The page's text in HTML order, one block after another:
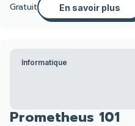
Gratuit En savoir plus
Informatique
Prometheus 101